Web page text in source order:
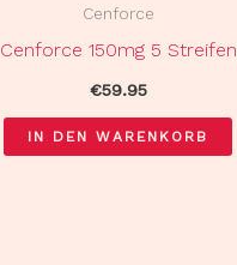
Cenforce
Cenforce 150mg 5 Streifen
€59.95
IN DEN WARENKORB